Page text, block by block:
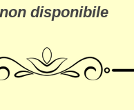
non disponibile